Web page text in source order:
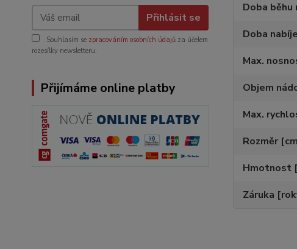
Přihlásit se
Souhlasím se zpracováním osobních údajů za účelem
rozesílky newsletteru.
Přijímáme online platby
Doba
Doba
Max.
Objem
Max.
Rozměr
Hmotnost
Záruka